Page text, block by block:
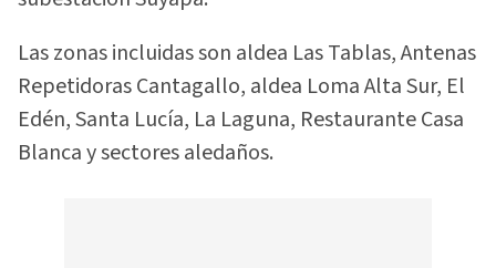
Las zonas incluidas son aldea Las Tablas, Antenas
Repetidoras Cantagallo, aldea Loma Alta Sur, El
Edén, Santa Lucía, La Laguna, Restaurante Casa
Blanca y sectores aledaños.